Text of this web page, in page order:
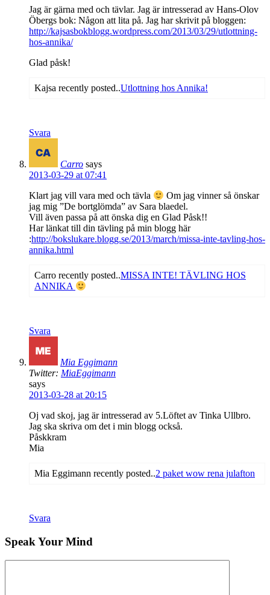
Jag är gärna med och tävlar. Jag är intresserad av Hans-Olov
Öbergs bok: Någon att lita på. Jag har skrivit på bloggen:
http://kajsasbokblogg.wordpress.com/2013/03/29/utlottning-
hos-annika/
Glad påsk!
Kajsa recently posted..Utlottning hos Annika!
Svara
Carro says
2013-03-29 at 07:41
Klart jag vill vara med och tävla
Om jag vinner så önskar
jag mig ”De bortglömda” av Sara blaedel.
Vill även passa på att önska dig en Glad Påsk!!
Har länkat till din tävling på min blogg här
:http://bokslukare.blogg.se/2013/march/missa-inte-tavling-hos-
annika.html
Carro recently posted..MISSA INTE! TÄVLING HOS
ANNIKA
Svara
Mia Eggimann
Twitter: MiaEggimann
says
2013-03-28 at 20:15
Oj vad skoj, jag är intresserad av 5.Löftet av Tinka Ullbro.
Jag ska skriva om det i min blogg också.
Påskkram
Mia
Mia Eggimann recently posted..2 paket wow rena julafton
Svara
Speak Your Mind